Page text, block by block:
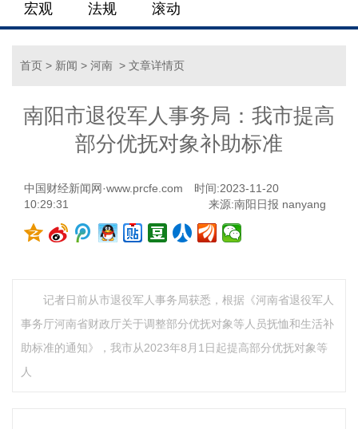
宏观 法规 滚动
首页 > 新闻 > 河南 > 文章详情页
南阳市退役军人事务局：我市提高
部分优抚对象补助标准
中国财经新闻网·www.prcfe.com
时间:2023-11-20
10:29:31
来源:南阳日报 nanyang
记者日前从市退役军人事务局获悉，根据《河南省退役军人
事务厅河南省财政厅关于调整部分优抚对象等人员抚恤和生活补
助标准的通知》，我市从2023年8月1日起提高部分优抚对象等
人